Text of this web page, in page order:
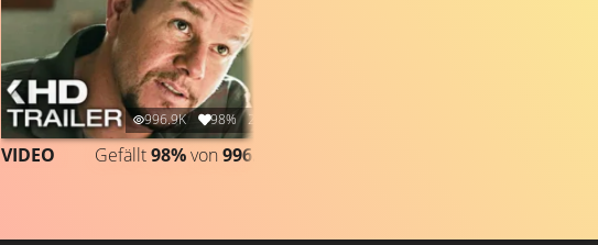
996.9K 98% 2:20
VIDEO Gefällt98%von996.888